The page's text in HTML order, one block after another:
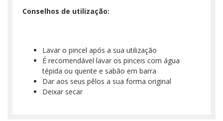
Conselhos de utilização:
Lavar o pincel após a sua utilização
É recomendável lavar os pinceis com água
tépida ou quente e sabão em barra
Dar aos seus pêlos a sua forma original
Deixar secar